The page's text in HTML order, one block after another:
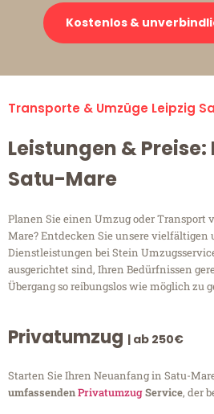
Kostenlos &
Transporte & Umzüge Leipzig
Leistungen & Preise:
Satu-Mare
Planen Sie einen Umzug oder Transport
Mare? Entdecken Sie unsere
Dienstleistungen bei Stein
ausgerichtet sind, Ihren Bedürfnissen
Übergang so reibungslos wie möglich zu
Privatumzug | ab 250€
Starten Sie Ihren Neuanfang in Satu-
umfassendenPrivatumzugService, der